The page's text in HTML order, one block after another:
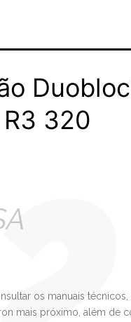
320
os manuais técnicos,
mais próximo, além de